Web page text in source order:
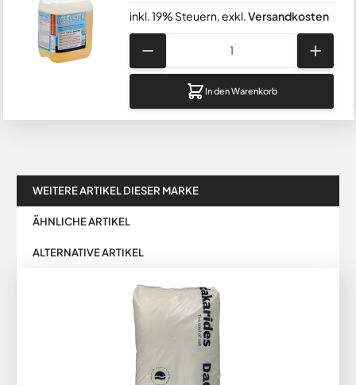
inkl. 19% Steuern,exkl.Versandkosten
Menge
In den Warenkorb
WEITERE ARTIKEL DIESER MARKE
ÄHNLICHE ARTIKEL
ALTERNATIVE ARTIKEL